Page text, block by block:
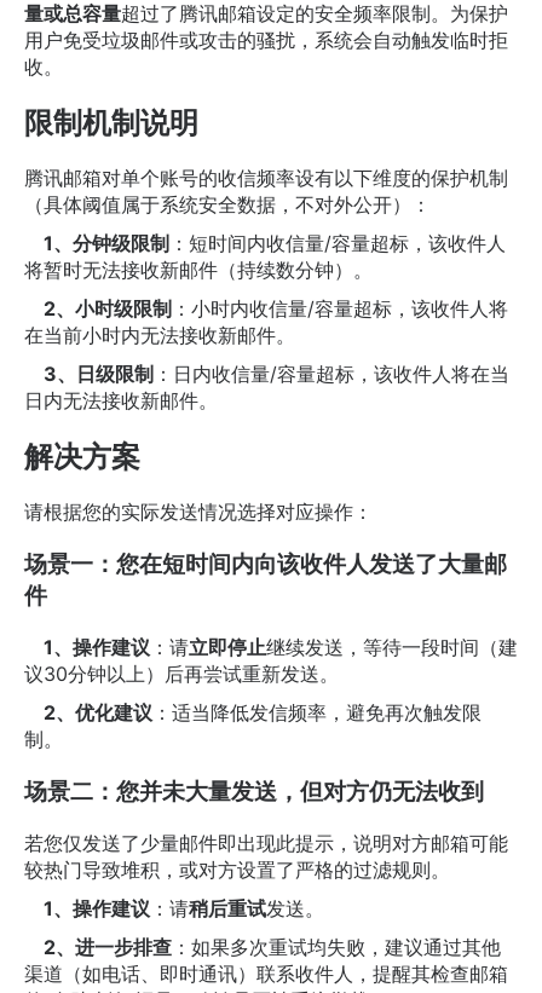
量或总容量超过了腾讯邮箱设定的安全频率限制。为保护
用户免受垃圾邮件或攻击的骚扰，系统会自动触发临时拒
收。
限制机制说明
腾讯邮箱对单个账号的收信频率设有以下维度的保护机制
（具体阈值属于系统安全数据，不对外公开）：
1、分钟级限制 ：短时间内收信量/容量超标，该收件人
将暂时无法接收新邮件（持续数分钟）。
2、小时级限制 ：小时内收信量/容量超标，该收件人将
在当前小时内无法接收新邮件。
3、日级限制 ：日内收信量/容量超标，该收件人将在当
日内无法接收新邮件。
解决方案
请根据您的实际发送情况选择对应操作：
场景一：您在短时间内向该收件人发送了大量邮
件
1、操作建议 ：请立即停止继续发送，等待一段时间（建
议30分钟以上）后再尝试重新发送。
2、优化建议 ：适当降低发信频率，避免再次触发限
制。
场景二：您并未大量发送，但对方仍无法收到
若您仅发送了少量邮件即出现此提示，说明对方邮箱可能
较热门导致堆积，或对方设置了严格的过滤规则。
1、操作建议 ：请稍后重试发送。
2、进一步排查 ：如果多次重试均失败，建议通过其他
渠道（如电话、即时通讯）联系收件人，提醒其检查邮箱